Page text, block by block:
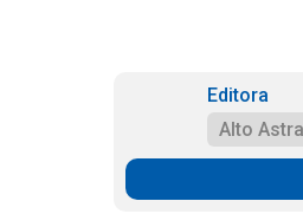
Editora
Alto